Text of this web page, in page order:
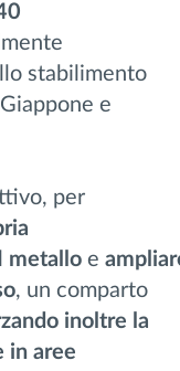
stabilimento
e
per
metallo e
, un comparto
inoltre la
in aree